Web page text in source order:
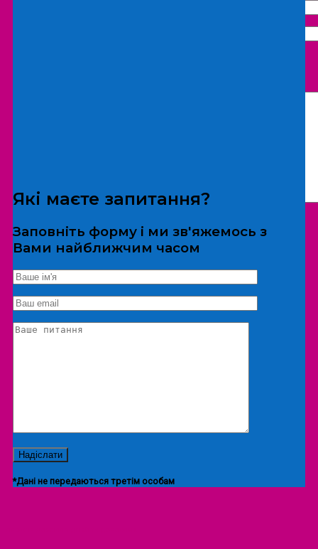
*Дані не передаються третім особам
Екскурсія/локація
Які маєте запитання?
Заповніть форму і ми зв'яжемось з
Вами найближчим часом
*Дані не передаються третім особам